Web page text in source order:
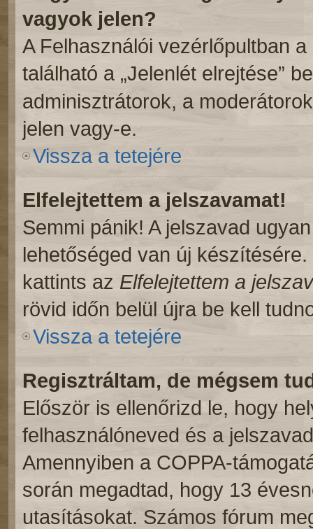
vagyok jelen?
A Felhasználói vezérlőpultban
található a „Jelenlét elrejtése”
adminisztrátorok, a
jelen vagy-e.
Vissza a tetejére
Elfelejtettem a jelszavamat!
Semmi pánik! A jelszavad
lehetőséged van új
kattints az Elfelejtettem a
rövid időn belül újra be kell
Vissza a tetejére
Regisztráltam, de mégsem
Először is ellenőrizd le, hogy
felhasználóneved és a
Amennyiben a COPPA-
során megadtad, hogy 13
utasításokat. Számos fórum